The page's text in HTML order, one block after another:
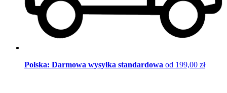
Polska: Darmowa wysyłka standardowa od 199,00 zł